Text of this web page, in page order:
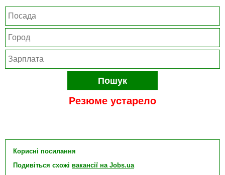
Пошук
Резюме устарело
Корисні посилання
Подивіться схожі вакансії на Jobs.ua